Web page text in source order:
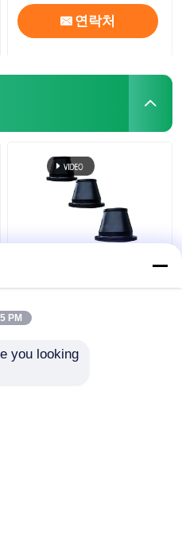
연락처
PM
you looking